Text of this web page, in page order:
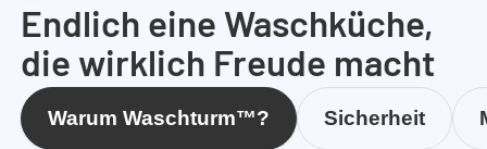
Endlich eine Waschküche,
die wirklich Freude macht
Warum Waschturm™? Sicherheit